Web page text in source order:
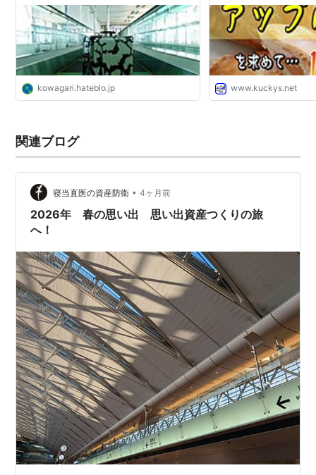
kowagari.hateblo.jp
Class Lounge - 独り
マイル道 ANA SFC
もいいじゃない？”
www.kuckys.net
関連ブログ
寝当直医の資産防衛 • 4ヶ月前
2026年 春の思い出 思い出資産つくりの旅
へ！